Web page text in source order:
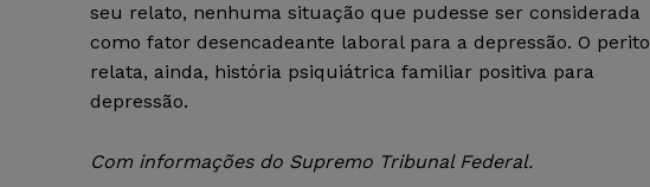
seu relato, nenhuma situação que pudesse ser considerada
como fator desencadeante laboral para a depressão. O perito
relata, ainda, história psiquiátrica familiar positiva para
depressão.
Com informações do Supremo Tribunal Federal.